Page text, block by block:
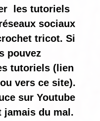
les tutoriels
sociaux
tricot. Si
pouvez
tutoriels (lien
vers ce site).
sur Youtube
jamais du mal.